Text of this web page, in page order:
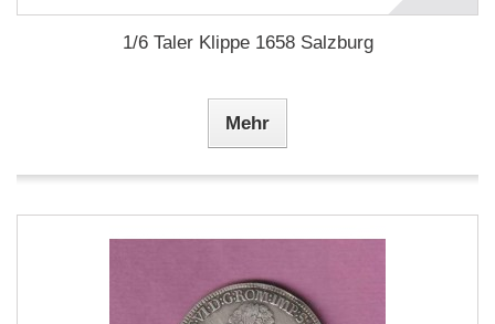
1/6 Taler Klippe 1658 Salzburg
Mehr